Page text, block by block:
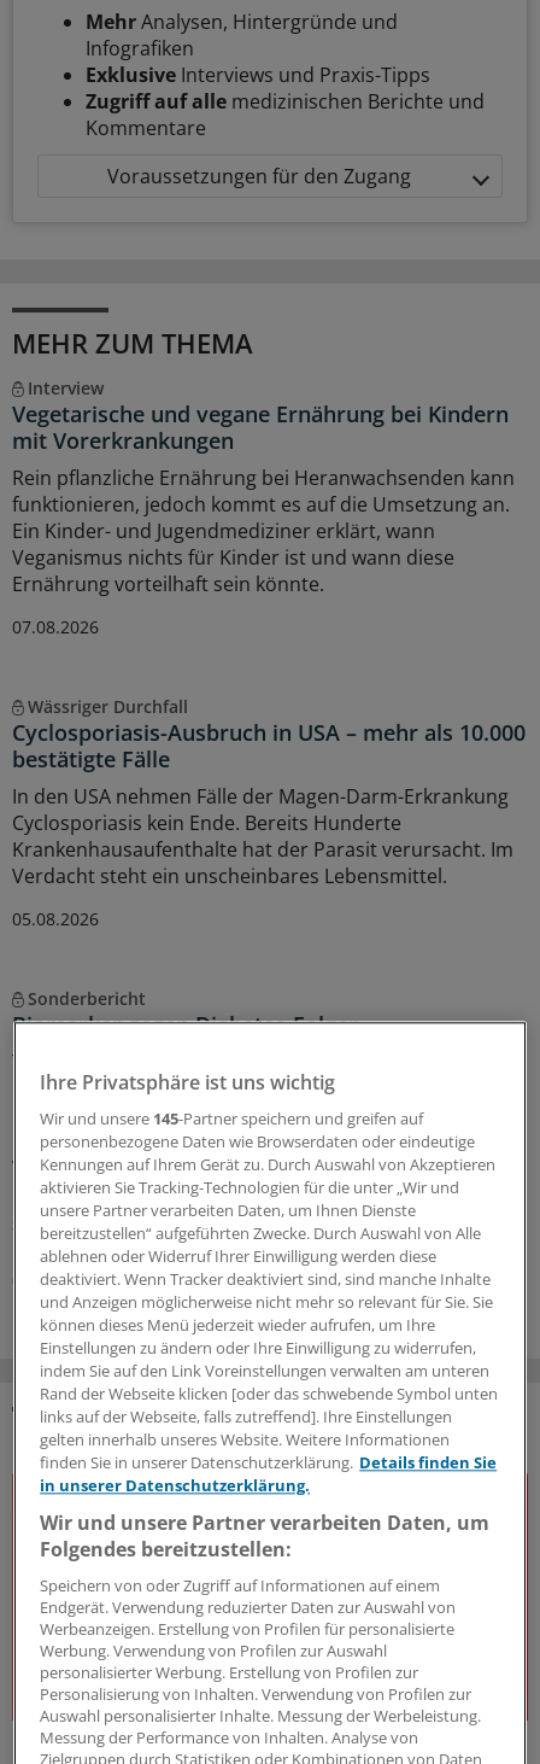
MehrAnalysen, Hintergründe und
Infografiken
Exklusive Interviews und Praxis-Tipps
Zugriff auf alle medizinischen Berichte und
Kommentare
Voraussetzungen für den Zugang
MEHR ZUM THEMA
Interview
Vegetarische und vegane Ernährung bei Kindern
mit Vorerkrankungen
Rein pflanzliche Ernährung bei Heranwachsenden kann
funktionieren, jedoch kommt es auf die Umsetzung an.
Ein Kinder- und Jugendmediziner erklärt, wann
Veganismus nichts für Kinder ist und wann diese
Ernährung vorteilhaft sein könnte.
07.08.2026
Wässriger Durchfall
Cyclosporiasis-Ausbruch in USA – mehr als 10.000
bestätigte Fälle
In den USA nehmen Fälle der Magen-Darm-Erkrankung
Cyclosporiasis kein Ende. Bereits Hunderte
Krankenhausaufenthalte hat der Parasit verursacht. Im
Verdacht steht ein unscheinbares Lebensmittel.
05.08.2026
Sonderbericht
Biomarker gegen Diabetes-Folgen
Typ-2-Diabetes und Adipositas sind keine isolierten
Erkrankungen: Sie wirken sich auf zahlreiche
Organsysteme aus und verursachen viel Morbidität und
Kosten. Ganzheitliche Prävention ist möglich, wenn die
Versorgung die unterschiedlichen Organe gezielt in den
Blick nimmt und Risiken früh erkennt.
Sonderbericht | Mit freundlicher Unterstützung von:
Roche Diagnostics
Deutschland GmbH, Mannheim
03.08.2026
DAS KÖNNTE SIE AUCH INTERESSIEREN
J&J Open House
Ihre Privatsphäre ist uns wichtig
Wir und unsere 145-Partner speichern und greifen auf
personenbezogene Daten wie Browserdaten oder eindeutige
Kennungen auf Ihrem Gerät zu. Durch Auswahl von Akzeptieren
aktivieren Sie Tracking-Technologien für die unter „Wir und
unsere Partner verarbeiten Daten, um Ihnen Dienste
bereitzustellen“ aufgeführten Zwecke. Durch Auswahl von Alle
ablehnen oder Widerruf Ihrer Einwilligung werden diese
deaktiviert. Wenn Tracker deaktiviert sind, sind manche Inhalte
und Anzeigen möglicherweise nicht mehr so relevant für Sie. Sie
können dieses Menü jederzeit wieder aufrufen, um Ihre
Einstellungen zu ändern oder Ihre Einwilligung zu widerrufen,
indem Sie auf den Link Voreinstellungen verwalten am unteren
Rand der Webseite klicken [oder das schwebende Symbol unten
links auf der Webseite, falls zutreffend]. Ihre Einstellungen
gelten innerhalb unseres Website. Weitere Informationen
finden Sie in unserer Datenschutzerklärung. Details finden Sie
in unserer Datenschutzerklärung.
Wir und unsere Partner verarbeiten Daten, um
Folgendes bereitzustellen:
Speichern von oder Zugriff auf Informationen auf einem
Endgerät. Verwendung reduzierter Daten zur Auswahl von
Werbeanzeigen. Erstellung von Profilen für personalisierte
Werbung. Verwendung von Profilen zur Auswahl
personalisierter Werbung. Erstellung von Profilen zur
Personalisierung von Inhalten. Verwendung von Profilen zur
Auswahl personalisierter Inhalte. Messung der Werbeleistung.
Messung der Performance von Inhalten. Analyse von